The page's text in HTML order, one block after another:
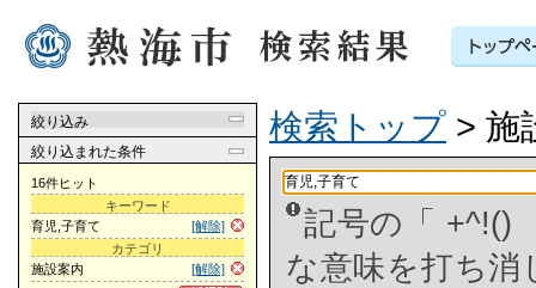
絞り込み
絞り込まれた条件
16件ヒット
キーワード
[解除]
育児,子育て
カテゴリ
[解除]
施設案内
検索トップ > 施
記号の「 +^!()
な意味を打ち